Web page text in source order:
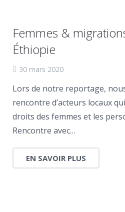
Femmes &
Éthiopie
30 mars 2020
Lors de notre reportage,
rencontre d’acteurs locaux
droits des femmes et les
Rencontre avec…
EN SAVOIR PLUS